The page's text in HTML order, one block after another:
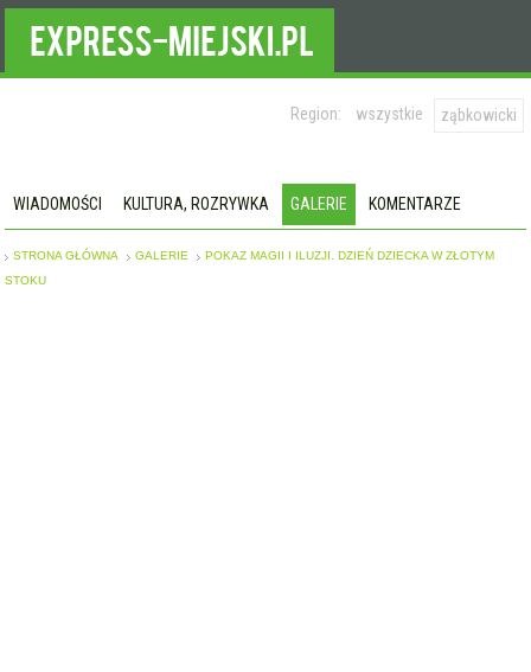
Region: wszystkie ząbkowicki
WIADOMOŚCI KULTURA, ROZRYWKA GALERIE KOMENTARZE
STRONA GŁÓWNA GALERIE
POKAZ MAGII I ILUZJI. DZIEŃ DZIECKA W ZŁOTYM
STOKU